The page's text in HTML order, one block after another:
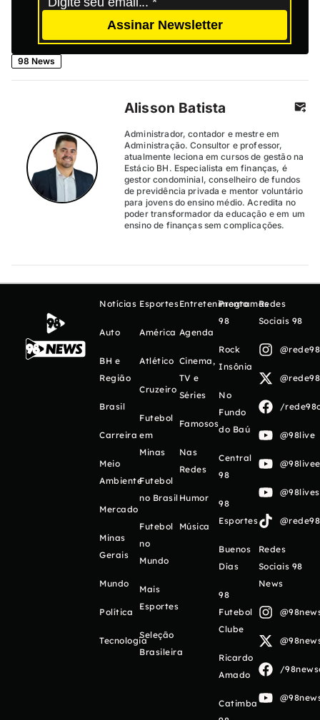
Assinar Newsletter
98 News
Alisson Batista
Administrador, contador e mestre em
Administração. Consultor e professor,
atualmente leciona em cursos de gestão na
Estácio BH. Especialista em finanças, é
gestor condominial, conselheiro de fundos
de previdência privada e mentor voluntário
para jovens do ensino médio. Acredita no
poder transformador da educação e em um
ensino de finanças sem complicações.
Notícias
Auto
BH e
Região
Brasil
Carreira
Meio
Ambiente
Mercado
Minas
Gerais
Mundo
Política
Tecnologia
Esportes
América
Atlético
Cruzeiro
Futebol
em
Minas
Futebol
no Brasil
Futebol
no
Mundo
Mais
Esportes
Seleção
Brasileira
Entretenimento
Agenda
Cinema,
TV e
Séries
Famosos
Nas
Redes
Humor
Música
Programas
98
Rock
Insônia
No
Fundo
do Baú
Central
98
98
Esportes
Buenos
Días
98
Futebol
Clube
Ricardo
Amado
Catimba
Redes
Sociais 98
/
@98live
Redes
Sociais 98
News
/